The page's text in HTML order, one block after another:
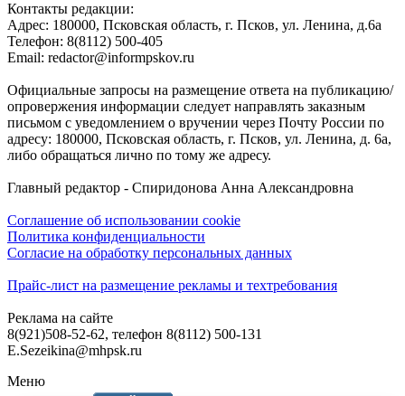
Контакты редакции:
Адреc: 180000, Псковская область, г. Псков, ул. Ленина, д.6а
Телефон: 8(8112) 500-405
Email: redactor@informpskov.ru
Официальные запросы на размещение ответа на публикацию/
опровержения информации следует направлять заказным
письмом с уведомлением о вручении через Почту России по
адресу: 180000, Псковская область, г. Псков, ул. Ленина, д. 6а,
либо обращаться лично по тому же адресу.
Главный редактор - Спиридонова Анна Александровна
Соглашение об использовании cookie
Политика конфиденциальности
Согласие на обработку персональных данных
Прайс-лист на размещение рекламы и техтребования
Реклама на сайте
8(921)508-52-62, телефон 8(8112) 500-131
E.Sezeikina@mhpsk.ru
Меню